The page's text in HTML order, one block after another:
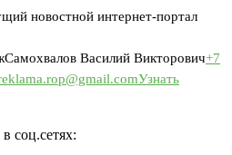
новостной интернет-портал
Самохвалов Василий Викторович+7
Узнать
соц.сетях: